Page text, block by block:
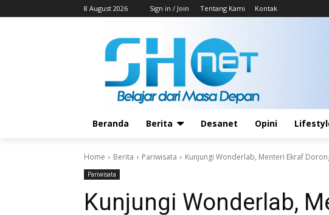
8 August 2026 Sign in / Join Tentang Kami Kontak
Beranda Berita Desanet Opini
Home Berita Pariwisata Kunjungi Wonderlab, Menteri Ekraf
Pariwisata
Kunjungi Wonderlab,